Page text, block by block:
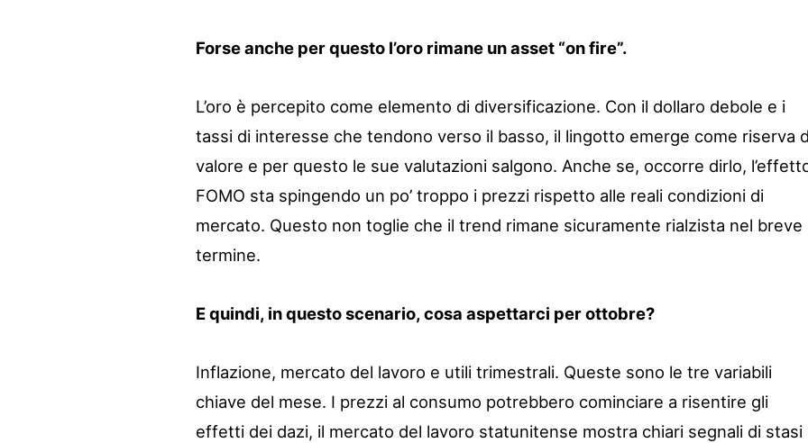
Forse anche per questo l’oro rimane un asset “on fire”.
L’oro è percepito come elemento di diversificazione. Con il dollaro debole e i
tassi di interesse che tendono verso il basso, il lingotto emerge come riserva
valore e per questo le sue valutazioni salgono. Anche se, occorre dirlo,
FOMO sta spingendo un po’ troppo i prezzi rispetto alle reali condizioni di
mercato. Questo non toglie che il trend rimane sicuramente rialzista nel breve
termine.
E quindi, in questo scenario, cosa aspettarci per ottobre?
Inflazione, mercato del lavoro e utili trimestrali. Queste sono le tre variabili
chiave del mese. I prezzi al consumo potrebbero cominciare a risentire gli
effetti dei dazi, il mercato del lavoro statunitense mostra chiari segnali di stasi